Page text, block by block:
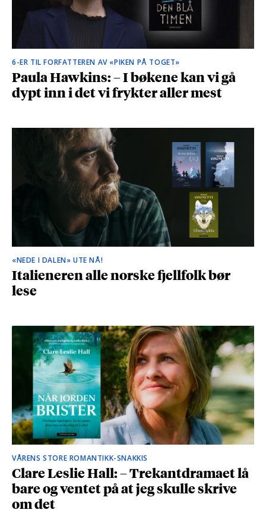
6-ER TIL FORFATTEREN AV «PIKEN PÅ TOGET»
Paula Hawkins: – I bøkene kan vi gå
dypt inn i det vi frykter aller mest
«NEDE I DALEN» UTE NÅ!
Italieneren alle norske fjellfolk bør
lese
VÅRENS STORE ROMANTIKK-SNAKKIS
Clare Leslie Hall: – Trekantdramaet lå
bare og ventet på at jeg skulle skrive
om det